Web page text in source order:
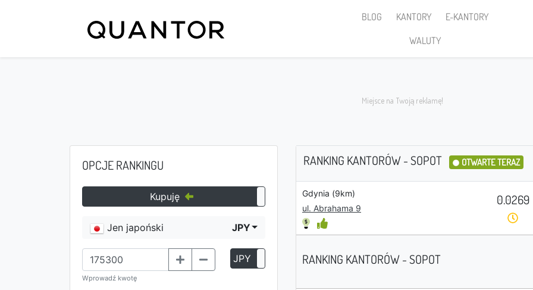
BLOG KANTORY
E-KANTORY
WALUTY
OPCJE RANKINGU
Kupuję Sprzedaję
Jen japoński JPY
Wprowadź kwotę
JPY
RANKING KANTORÓW - SOPOT OTWARTE TERAZ
Gdynia (9km)
ul. Abrahama 9
0.0269
RANKING KANTORÓW - SOPOT